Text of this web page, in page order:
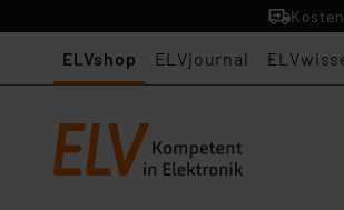
ELVshop ELVjournal